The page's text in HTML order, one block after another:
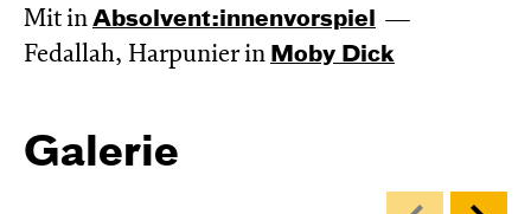
Mit in Absol­vent:innen­vor­spiel
Fedallah, Harpunier in Moby Dick
Galerie